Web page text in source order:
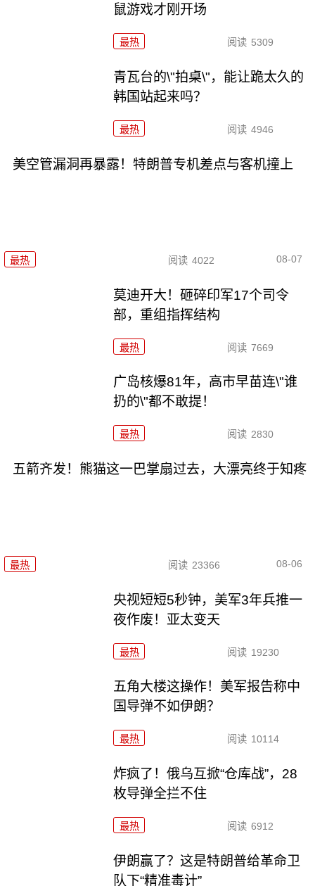
鼠游戏才刚开场
最热 阅读 5309
青瓦台的\"拍桌\"，能让跪太久的
韩国站起来吗？
最热 阅读 4946
美空管漏洞再暴露！特朗普专机差点与客机撞上
最热 阅读 4022 08-07
莫迪开大！砸碎印军17个司令
部，重组指挥结构
最热 阅读 7669
广岛核爆81年，高市早苗连\"谁
扔的\"都不敢提！
最热 阅读 2830
五箭齐发！熊猫这一巴掌扇过去，大漂亮终于知疼
最热 阅读 23366 08-06
央视短短5秒钟，美军3年兵推一
夜作废！亚太变天
最热 阅读 19230
五角大楼这操作！美军报告称中
国导弹不如伊朗？
最热 阅读 10114
炸疯了！俄乌互掀“仓库战”，28
枚导弹全拦不住
最热 阅读 6912
伊朗赢了？这是特朗普给革命卫
队下“精准毒计”